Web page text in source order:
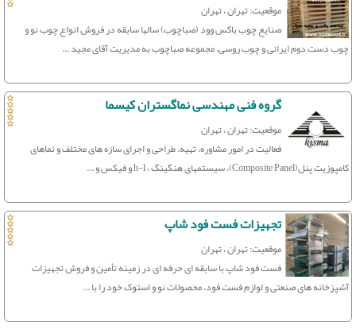
موقعیت: تهران ، تهران
صنایع چوب باکس وود (صباچوب) سالها سابقه در فروش انواع چوب نو و
چوب دست دوم ایرانی و چوب روسی. مجموعه صباچوب به مدیریت آقای مجید ...
گروه فنی مهندسی نماگستران کیسما
موقعیت: تهران ، تهران
فعالیت در امور مشاوره، تهیه. طراحی و اجرای سازه های مختلف و نماهای
کامپوزیت پنل(Composite Panel)، سیستمهای هنگینگ ، h-l و فیکس و ...
تجهیزات فست فود شاپ
موقعیت: تهران ، تهران
فست فود شاپ با سابقه ای حرفه ای در زمینه تأمین و فروش تجهیزات
آشپزخانه های صنعتی و لوازم فست فود، محصولات نو و استوک خود را با ...